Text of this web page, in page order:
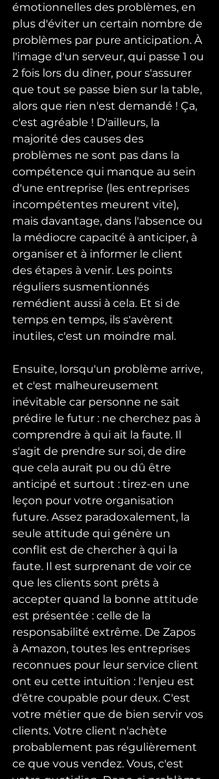
émotionnelles des problèmes, en
plus d'éviter un certain nombre de
problèmes par pure anticipation. À
l'image d'un serveur, qui passe 1 ou
2 fois lors du dîner, pour s'assurer
que tout se passe bien sur la table,
alors que rien n'est demandé ! Ça,
c'est agréable ! D'ailleurs, la
majorité des causes des
problèmes ne sont pas dans la
compétence qui manque au sein
d'une entreprise (les entreprises
incompétentes meurent vite),
mais davantage, dans l'absence ou
la médiocre capacité à anticiper, à
organiser et à informer le client
des étapes à venir. Les points
réguliers susmentionnés
remédient aussi à cela. Et si de
temps en temps, ils s'avèrent
inutiles, c'est un moindre mal.
Ensuite, lorsqu'un problème arrive,
et c'est malheureusement
inévitable car personne ne sait
prédire le futur : ne cherchez pas à
comprendre à qui ait la faute. Il
s'agit de prendre sur soi, de dire
que cela aurait pu ou dû être
anticipé et surtout : tirez-en une
leçon pour votre organisation
future. Assez paradoxalement, la
seule attitude qui génère un
conflit est de chercher à qui la
faute. Il est surprenant de voir ce
que les clients sont prêts à
accepter quand la bonne attitude
est présentée : celle de la
responsabilité extrême. De Zapos
à Amazon, toutes les entreprises
reconnues pour leur service client
ont eu cette intuition : l'enjeu est
d'être coupable pour deux. C'est
votre métier que de bien servir vos
clients. Votre client n'achète
probablement pas régulièrement
ce que vous vendez. Vous, c'est